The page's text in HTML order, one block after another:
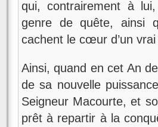
qui, contrairement à
genre de quête, ainsi
cachent le cœur d’un
Ainsi, quand en cet An
de sa nouvelle
Seigneur Macourte, et
prêt à repartir à la